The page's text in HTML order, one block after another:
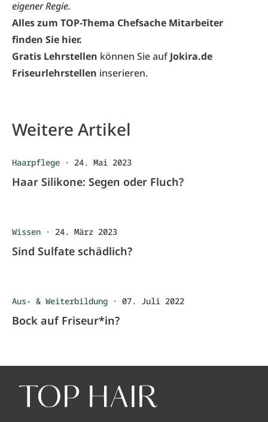
eigener Regie.
Alles zum TOP-Thema Chefsache Mitarbeiter
finden Sie hier.
Gratis Lehrstellen können Sie aufJokira.de
Friseurlehrstellen inserieren.
Weitere Artikel
Haarpflege · 24. Mai 2023
Haar Silikone: Segen oder Fluch?
Wissen · 24. März 2023
Sind Sulfate schädlich?
Aus- & Weiterbildung · 07. Juli 2022
Bock auf Friseur*in?